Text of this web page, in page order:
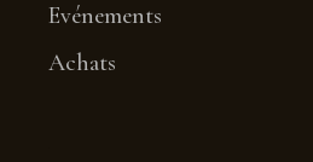
Evénements
Achats